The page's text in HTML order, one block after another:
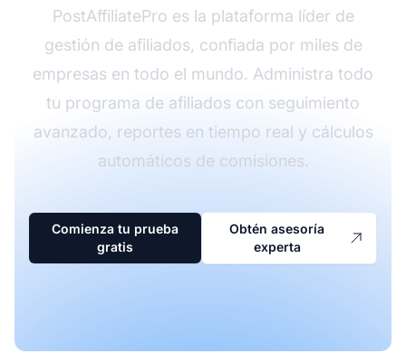
PostAffiliatePro es la plataforma líder de
gestión de afiliados, confiada por miles de
empresas en todo el mundo. Administra todo
tu programa de afiliados con seguimiento
avanzado, reportes en tiempo real y cálculos
automáticos de comisiones.
Comienza tu prueba
gratis
Obtén asesoría
experta